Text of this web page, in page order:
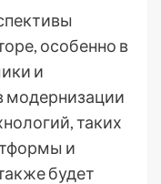
особенно в
и
модернизации
таких
и
будет